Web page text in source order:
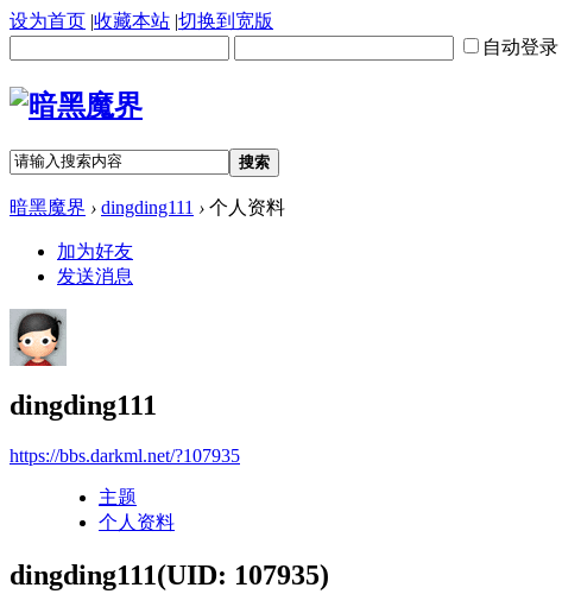
设为首页 |收藏本站 |切换到宽版
自动登录
搜索
暗黑魔界 › dingding111 › 个人资料
加为好友
发送消息
dingding111
https://bbs.darkml.net/?107935
主题
个人资料
dingding111(UID: 107935)